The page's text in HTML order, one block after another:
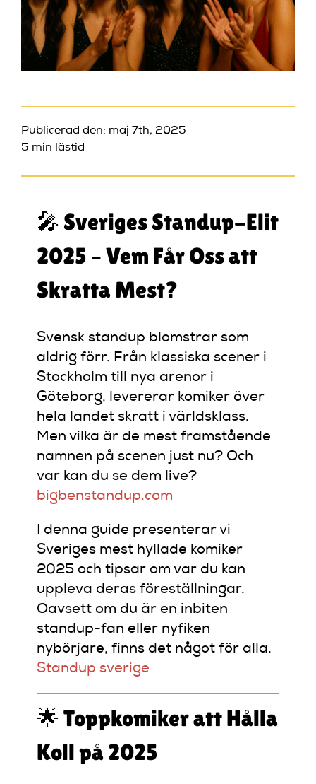
Publicerad den: maj 7th, 2025
5 min lästid
🎤 Sveriges Standup-Elit
2025 – Vem Får Oss att
Skratta Mest?
Svensk standup blomstrar som
aldrig förr. Från klassiska scener i
Stockholm till nya arenor i
Göteborg, levererar komiker över
hela landet skratt i världsklass.
Men vilka är de mest framstående
namnen på scenen just nu? Och
var kan du se dem live?
bigbenstandup.com
I denna guide presenterar vi
Sveriges mest hyllade komiker
2025 och tipsar om var du kan
uppleva deras föreställningar.
Oavsett om du är en inbiten
standup-fan eller nyfiken
nybörjare, finns det något för alla.
Standup sverige
🌟 Toppkomiker att Hålla
Koll på 2025